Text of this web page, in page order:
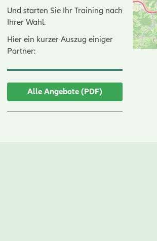
Und starten Sie Ihr Training nach
Ihrer Wahl.
Hier ein kurzer Auszug einiger
Partner:
Alle Angebote (PDF)